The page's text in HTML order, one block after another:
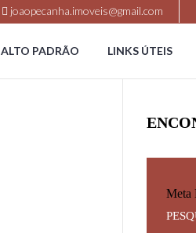
joaopecanha.imoveis@gmail.com
ALTO PADRÃO LINKS ÚTEIS
Meta